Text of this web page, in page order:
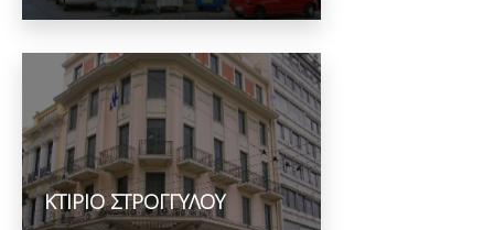
ΚΤΙΡΙΟ ΣΤΡΟΓΓΥΛΟΥ